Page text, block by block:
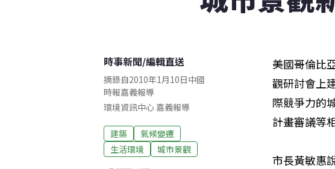
時事新聞/編輯直送
摘錄自2010年1月10日中國
時報嘉義報導
環境資訊中心 嘉義報導
建築
氣候變遷
生活環境
城市景觀
美國哥倫比
觀研討會上
際競爭力的
計畫審議等
市長黃敏惠